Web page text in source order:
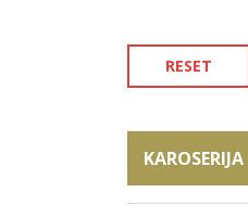
RESET
KAROSERIJA